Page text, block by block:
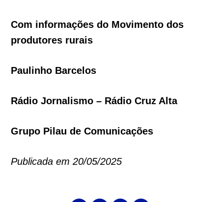
Com informações do Movimento dos
produtores rurais
Paulinho Barcelos
Rádio Jornalismo – Rádio Cruz Alta
Grupo Pilau de Comunicações
Publicada em 20/05/2025